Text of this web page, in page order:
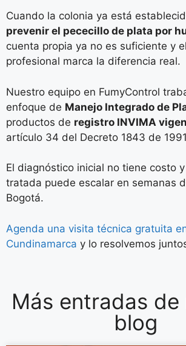
Cuando la colonia ya está
prevenir el pececillo de plata por
cuenta propia ya no es suficiente y
profesional marca la diferencia real.
Nuestro equipo en FumyControl
enfoque de Manejo Integrado de
productos de registro INVIMA
artículo 34 del Decreto 1843 de
El diagnóstico inicial no tiene costo
tratada puede escalar en semanas
Bogotá.
Agenda una visita técnica gratuita
Cundinamarca y lo resolvemos
Más entradas de
blog